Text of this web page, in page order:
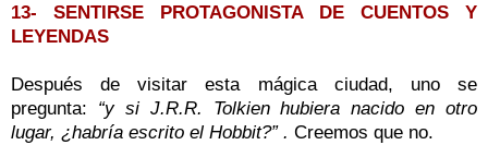
13- SENTIRSE PROTAGONISTA DE CUENTOS Y
LEYENDAS
Después de visitar esta mágica ciudad, uno se
pregunta: “y si J.R.R. Tolkien hubiera nacido en otro
lugar, ¿habría escrito el Hobbit?” . Creemos que no.